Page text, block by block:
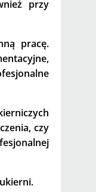
przy
pracę.
czy